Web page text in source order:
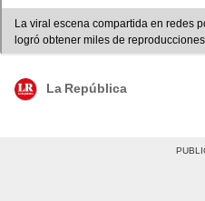
La viral escena compartida en redes
logró obtener miles de
La República